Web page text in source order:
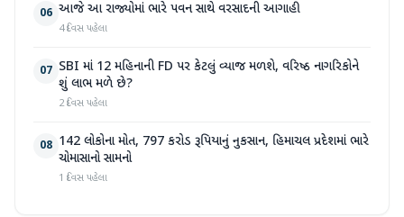
06 આજે આ રાજ્યોમાં ભારે પવન સાથે વરસાદની આગાહી
4 દિવસ પહેલા
07 SBI માં 12 મહિનાની FD પર કેટલું વ્યાજ મળશે, વરિષ્ઠ નાગરિકોને
શું લાભ મળે છે?
2 દિવસ પહેલા
08 142 લોકોના મોત, 797 કરોડ રૂપિયાનું નુકસાન, હિમાચલ પ્રદેશમાં ભારે
ચોમાસાનો સામનો
1 દિવસ પહેલા